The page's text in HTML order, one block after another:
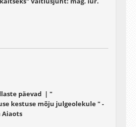
päevad | "
kestuse mõju julgeolekule " -